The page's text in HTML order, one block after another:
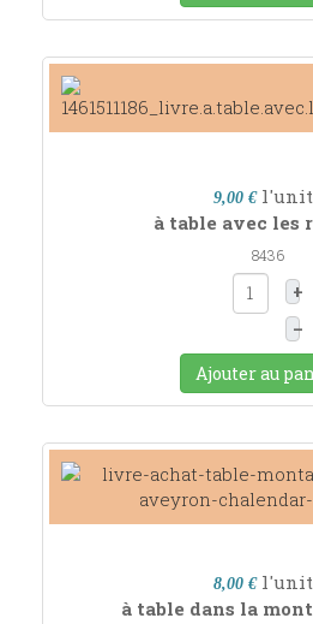
9,00 €
à table avec les
8436
+
–
Ajouter au
8,00 €
à table dans la